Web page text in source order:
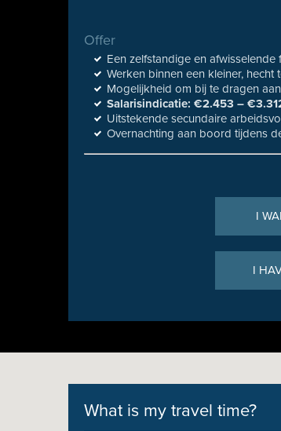
Offer
Een zelfstandige en
Werken binnen een kleiner,
Mogelijkheid om bij te dragen
Salarisindicatie: €2.453 –
Uitstekende secundaire
Overnachting aan boord tijdens
I
I
What is my travel time?